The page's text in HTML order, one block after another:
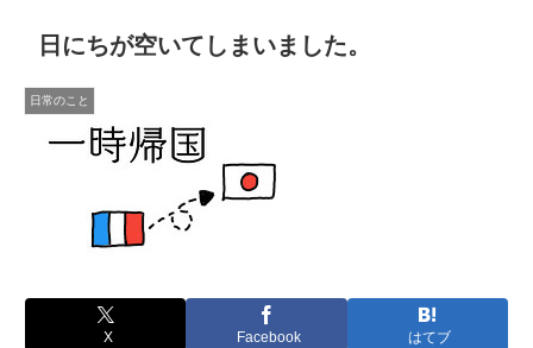
日にちが空いてしまいました。
日常のこと
X Facebook はてブ